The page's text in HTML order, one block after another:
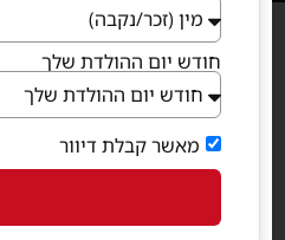
חודש יום ההולדת שלך
מאשר קבלת דיוור